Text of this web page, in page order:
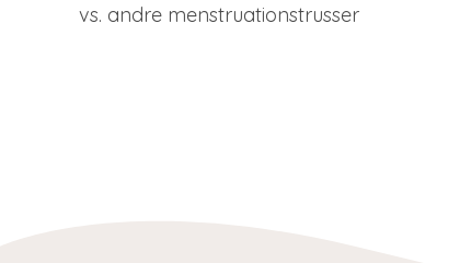
vs. andre menstruationstrusser